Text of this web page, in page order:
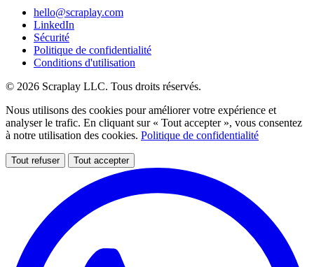
hello@scraplay.com
LinkedIn
Sécurité
Politique de confidentialité
Conditions d'utilisation
© 2026 Scraplay LLC. Tous droits réservés.
Nous utilisons des cookies pour améliorer votre expérience et
analyser le trafic. En cliquant sur « Tout accepter », vous consentez
à notre utilisation des cookies. Politique de confidentialité
Tout refuser Tout accepter